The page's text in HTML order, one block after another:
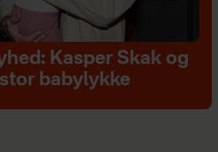
Kasper Skak og
babylykke